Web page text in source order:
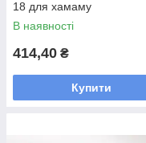
18 для хамаму
В наявності
414,40 ₴
Купити